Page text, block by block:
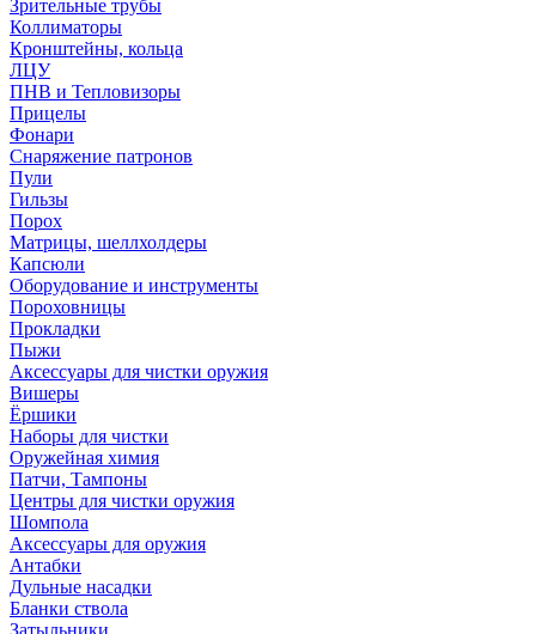
Зрительные трубы
Коллиматоры
Кронштейны, кольца
ЛЦУ
ПНВ и Тепловизоры
Прицелы
Фонари
Снаряжение патронов
Пули
Гильзы
Порох
Матрицы, шеллхолдеры
Капсюли
Оборудование и инструменты
Пороховницы
Прокладки
Пыжи
Аксессуары для чистки оружия
Вишеры
Ёршики
Наборы для чистки
Оружейная химия
Патчи, Тампоны
Центры для чистки оружия
Шомпола
Аксессуары для оружия
Антабки
Дульные насадки
Бланки ствола
Затыльники